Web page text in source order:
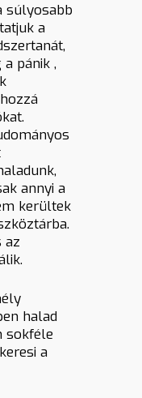
súlyosabb
a
pánik ,
annyi a
kerültek
az
halad
sokféle
a